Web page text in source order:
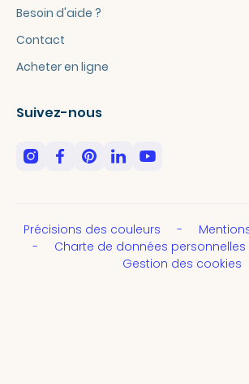
Besoin d'aide ?
Contact
Acheter en ligne
Suivez-nous
Précisions des couleurs
Charte de données personnelles
Gestion des cookies